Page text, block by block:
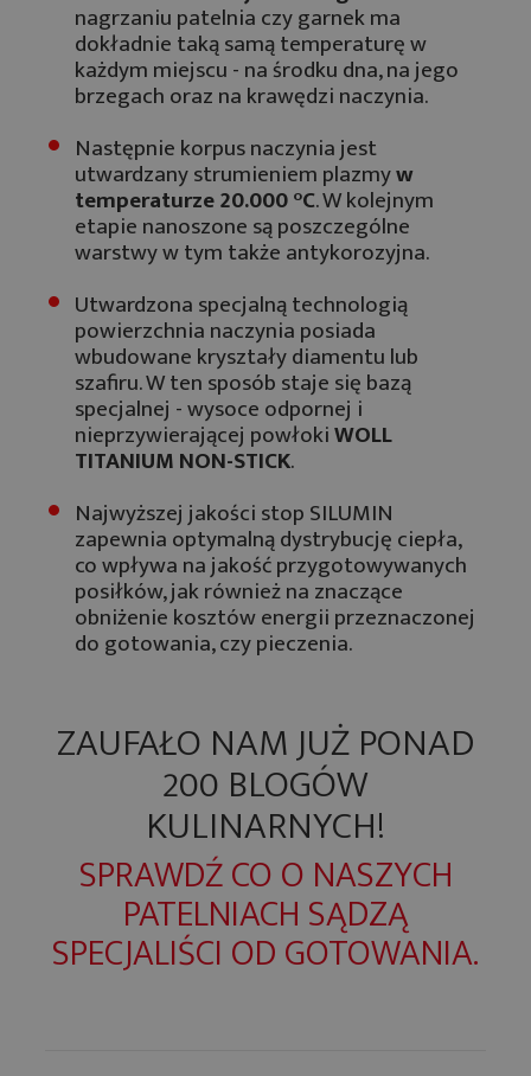
nagrzaniu patelnia czy garnek ma
dokładnie taką samą temperaturę w
każdym miejscu - na środku dna, na jego
brzegach oraz na krawędzi naczynia.
Następnie korpus naczynia jest
utwardzany strumieniem plazmyw
temperaturze 20.000 °C. W kolejnym
etapie nanoszone są poszczególne
warstwy w tym także antykorozyjna.
Utwardzona specjalną technologią
powierzchnia naczynia posiada
wbudowane kryształy diamentu lub
szafiru. W ten sposób staje się bazą
specjalnej - wysoce odpornej i
nieprzywierającej powłokiWOLL
TITANIUM NON-STICK.
Najwyższej jakości stop SILUMIN
zapewnia optymalną dystrybucję ciepła,
co wpływa na jakość przygotowywanych
posiłków, jak również na znaczące
obniżenie kosztów energii przeznaczonej
do gotowania, czy pieczenia.
ZAUFAŁO NAM JUŻ PONAD
200 BLOGÓW
KULINARNYCH!
SPRAWDŹ CO O NASZYCH
PATELNIACH SĄDZĄ
SPECJALIŚCI OD GOTOWANIA.